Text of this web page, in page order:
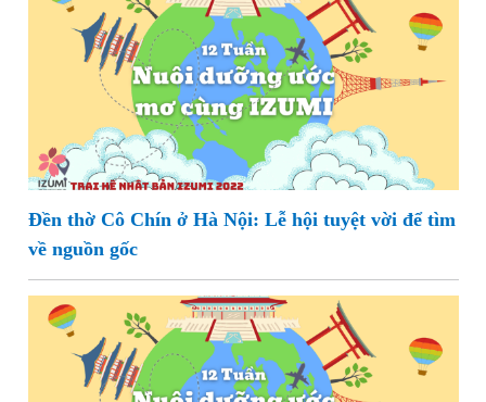
Đền thờ Cô Chín ở Hà Nội: Lễ hội tuyệt vời để tìm
về nguồn gốc